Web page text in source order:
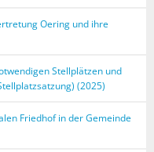
Oering und ihre
Stellplätzen und
(2025)
Friedhof in der Gemeinde